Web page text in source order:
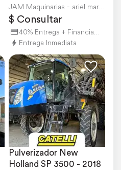
JAM Maquinarias - ariel martinez
$ Consultar
40% Entrega + Financiación
Entrega Inmediata
Pulverizador New
Holland SP 3500 - 2018